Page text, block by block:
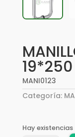
19*250
MANI0123
Categoría:
Hay existencias